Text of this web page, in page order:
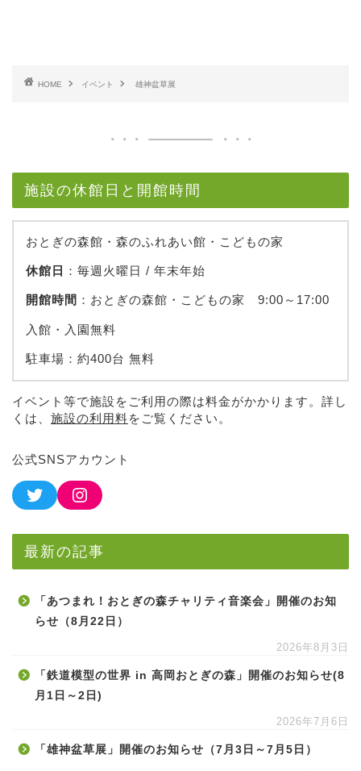
HOME イベント 雄神盆草展
施設の休館日と開館時間
おとぎの森館・森のふれあい館・こどもの家
休館日 ：毎週火曜日 / 年末年始
開館時間 ：おとぎの森館・こどもの家 9:00～17:00
入館・入園無料
駐車場：約400台 無料
イベント等で施設をご利用の際は料金がかかります。詳し
くは、 施設の利用料をご覧ください。
公式SNSアカウント
最新の記事
「あつまれ！おとぎの森チャリティ音楽会」開催のお知
らせ（8月22日）
2026年8月3日
「鉄道模型の世界 in 高岡おとぎの森」開催のお知らせ(8
月1日～2日)
2026年7月6日
「雄神盆草展」開催のお知らせ（7月3日～7月5日）